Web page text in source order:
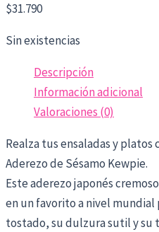
$31.790
Sin existencias
Descripción
Información adicional
Valoraciones (0)
Realza tus ensaladas y
Aderezo de Sésamo Kewpie.
Este aderezo japonés
en un favorito a nivel mundial
tostado, su dulzura sutil y su